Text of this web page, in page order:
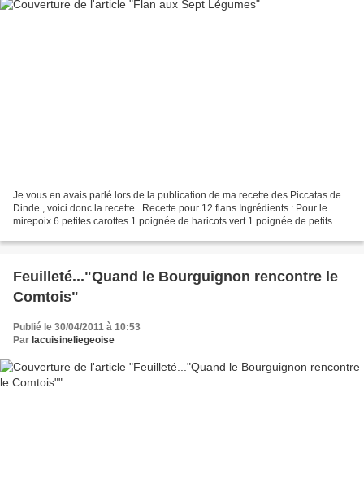
Je vous en avais parlé lors de la publication de ma recette des Piccatas de
Dinde , voici donc la recette . Recette pour 12 flans Ingrédients : Pour le
mirepoix 6 petites carottes 1 poignée de haricots vert 1 poignée de petits
Feuilleté..."Quand le Bourguignon rencontre le
Comtois"
Publié le 30/04/2011 à 10:53
Par lacuisineliegeoise